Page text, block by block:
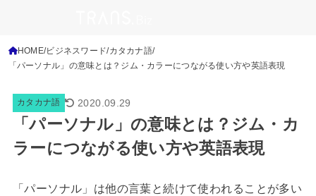
HOME ビジネスワード カタカナ語
「パーソナル」の意味とは？ジム・カラーにつながる使い方や英語表現
カタカナ語 2020.09.29
「パーソナル」の意味とは？ジム・カ
ラーにつながる使い方や英語表現
「パーソナル」は他の言葉と続けて使われることが多い